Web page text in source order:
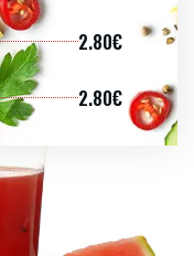
2.80€
2.80€